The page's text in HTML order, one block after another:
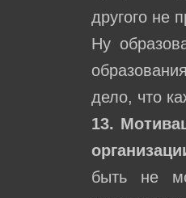
другого не
Ну
дело, что
13.
быть не